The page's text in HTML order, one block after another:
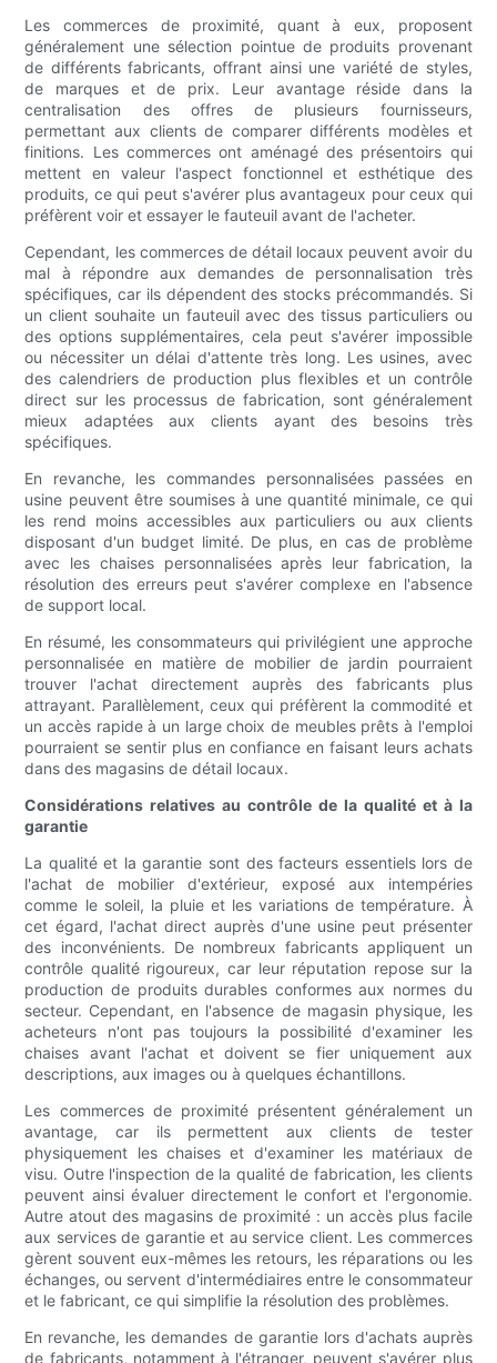
Les commerces de proximité, quant à eux, proposent
généralement une sélection pointue de produits provenant
de différents fabricants, offrant ainsi une variété de styles,
de marques et de prix. Leur avantage réside dans la
centralisation des offres de plusieurs fournisseurs,
permettant aux clients de comparer différents modèles et
finitions. Les commerces ont aménagé des présentoirs qui
mettent en valeur l'aspect fonctionnel et esthétique des
produits, ce qui peut s'avérer plus avantageux pour ceux qui
préfèrent voir et essayer le fauteuil avant de l'acheter.
Cependant, les commerces de détail locaux peuvent avoir du
mal à répondre aux demandes de personnalisation très
spécifiques, car ils dépendent des stocks précommandés. Si
un client souhaite un fauteuil avec des tissus particuliers ou
des options supplémentaires, cela peut s'avérer impossible
ou nécessiter un délai d'attente très long. Les usines, avec
des calendriers de production plus flexibles et un contrôle
direct sur les processus de fabrication, sont généralement
mieux adaptées aux clients ayant des besoins très
spécifiques.
En revanche, les commandes personnalisées passées en
usine peuvent être soumises à une quantité minimale, ce qui
les rend moins accessibles aux particuliers ou aux clients
disposant d'un budget limité. De plus, en cas de problème
avec les chaises personnalisées après leur fabrication, la
résolution des erreurs peut s'avérer complexe en l'absence
de support local.
En résumé, les consommateurs qui privilégient une approche
personnalisée en matière de mobilier de jardin pourraient
trouver l'achat directement auprès des fabricants plus
attrayant. Parallèlement, ceux qui préfèrent la commodité et
un accès rapide à un large choix de meubles prêts à l'emploi
pourraient se sentir plus en confiance en faisant leurs achats
dans des magasins de détail locaux.
Considérations relatives au contrôle de la qualité et à la
garantie
La qualité et la garantie sont des facteurs essentiels lors de
l'achat de mobilier d'extérieur, exposé aux intempéries
comme le soleil, la pluie et les variations de température. À
cet égard, l'achat direct auprès d'une usine peut présenter
des inconvénients. De nombreux fabricants appliquent un
contrôle qualité rigoureux, car leur réputation repose sur la
production de produits durables conformes aux normes du
secteur. Cependant, en l'absence de magasin physique, les
acheteurs n'ont pas toujours la possibilité d'examiner les
chaises avant l'achat et doivent se fier uniquement aux
descriptions, aux images ou à quelques échantillons.
Les commerces de proximité présentent généralement un
avantage, car ils permettent aux clients de tester
physiquement les chaises et d'examiner les matériaux de
visu. Outre l'inspection de la qualité de fabrication, les clients
peuvent ainsi évaluer directement le confort et l'ergonomie.
Autre atout des magasins de proximité : un accès plus facile
aux services de garantie et au service client. Les commerces
gèrent souvent eux-mêmes les retours, les réparations ou les
échanges, ou servent d'intermédiaires entre le consommateur
et le fabricant, ce qui simplifie la résolution des problèmes.
En revanche, les demandes de garantie lors d'achats auprès
de fabricants, notamment à l'étranger, peuvent s'avérer plus